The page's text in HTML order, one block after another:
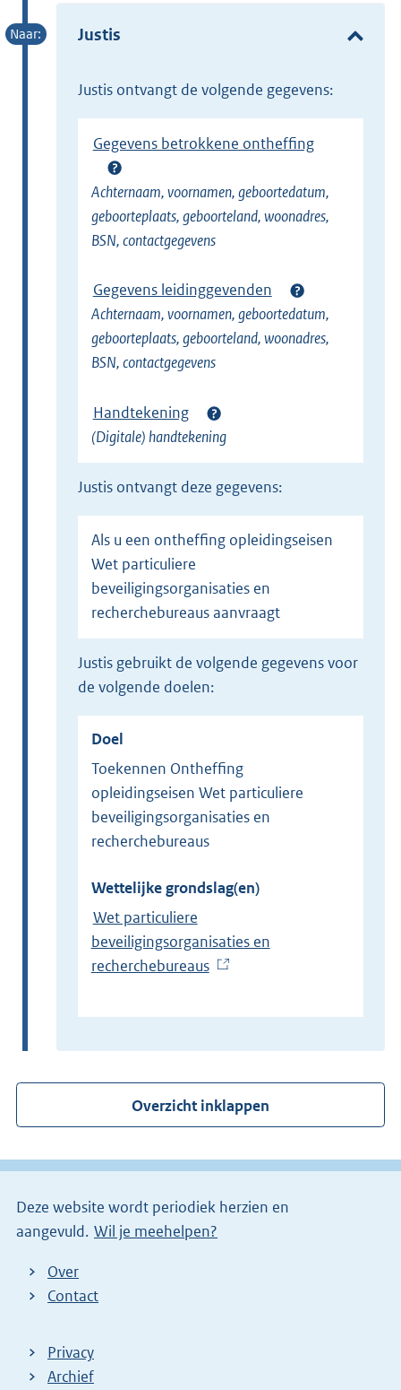
Justis
Justis ontvangt de volgende gegevens:
Gegevens betrokkene ontheffing
Achternaam, voornamen, geboortedatum,
geboorteplaats, geboorteland, woonadres,
BSN, contactgegevens
Gegevens leidinggevenden
Achternaam, voornamen, geboortedatum,
geboorteplaats, geboorteland, woonadres,
BSN, contactgegevens
Handtekening
(Digitale) handtekening
Justis ontvangt deze gegevens:
Als u een ontheffing opleidingseisen
Wet particuliere
beveiligingsorganisaties en
recherchebureaus aanvraagt
Justis gebruikt de volgende gegevens voor
de volgende doelen:
Doel
Toekennen Ontheffing
opleidingseisen Wet particuliere
beveiligingsorganisaties en
recherchebureaus
Wettelijke grondslag(en)
Wet particuliere
beveiligingsorganisaties en
recherchebureaus(
x
r
n
l
n
k
Overzicht inklappen
Deze website wordt periodiek herzien en
aangevuld. Wil je meehelpen?
Over
Contact
Privacy
Archief